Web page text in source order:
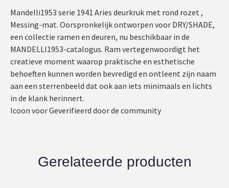
Mandelli1953 serie 1941 Aries deurkruk met rond rozet ,
Messing-mat. Oorspronkelijk ontworpen voor DRY/SHADE,
een collectie ramen en deuren, nu beschikbaar in de
MANDELLI1953-catalogus. Ram vertegenwoordigt het
creatieve moment waarop praktische en esthetische
behoeften kunnen worden bevredigd en ontleent zijn naam
aan een sterrenbeeld dat ook aan iets minimaals en lichts
in de klank herinnert.
Icoon voor Geverifieerd door de community
Gerelateerde producten